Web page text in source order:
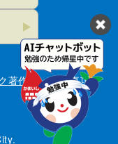
著作権・免責事項